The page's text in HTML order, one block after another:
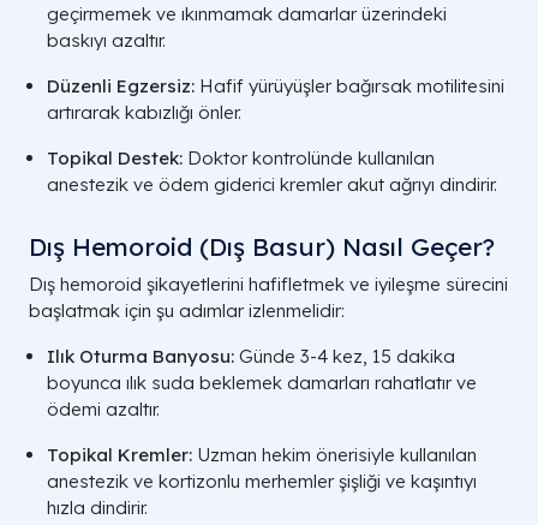
geçirmemek ve ıkınmamak damarlar üzerindeki
baskıyı azaltır.
Düzenli Egzersiz: Hafif yürüyüşler bağırsak motilitesini
artırarak kabızlığı önler.
Topikal Destek: Doktor kontrolünde kullanılan
anestezik ve ödem giderici kremler akut ağrıyı dindirir.
Dış Hemoroid (Dış Basur) Nasıl Geçer?
Dış hemoroid şikayetlerini hafifletmek ve iyileşme sürecini
başlatmak için şu adımlar izlenmelidir:
Ilık Oturma Banyosu: Günde 3-4 kez, 15 dakika
boyunca ılık suda beklemek damarları rahatlatır ve
ödemi azaltır.
Topikal Kremler: Uzman hekim önerisiyle kullanılan
anestezik ve kortizonlu merhemler şişliği ve kaşıntıyı
hızla dindirir.